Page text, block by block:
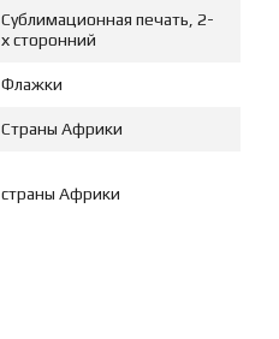
Сублимационная печать, 2-
х сторонний
Флажки
Страны Африки
страны Африки